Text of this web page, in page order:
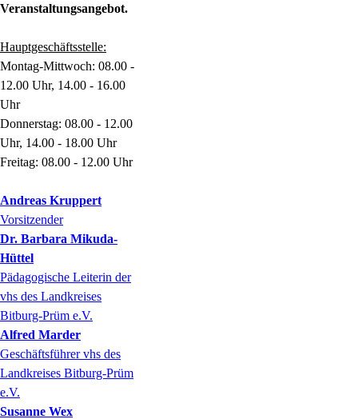
Veranstaltungsangebot.
Hauptgeschäftsstelle:
Montag-Mittwoch: 08.00 -
12.00 Uhr, 14.00 - 16.00
Uhr
Donnerstag: 08.00 - 12.00
Uhr, 14.00 - 18.00 Uhr
Freitag: 08.00 - 12.00 Uhr
Andreas Kruppert
Vorsitzender
Dr. Barbara Mikuda-
Hüttel
Pädagogische Leiterin der
vhs des Landkreises
Bitburg-Prüm e.V.
Alfred Marder
Geschäftsführer vhs des
Landkreises Bitburg-Prüm
e.V.
Susanne Wex